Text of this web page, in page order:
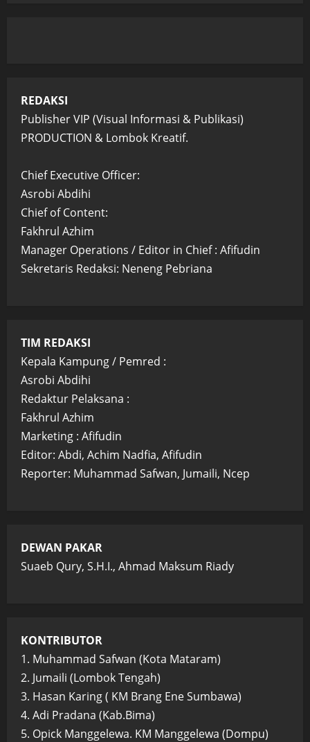
REDAKSI
Publisher VIP (Visual Informasi & Publikasi)
PRODUCTION & Lombok Kreatif.
Chief Executive Officer:
Asrobi Abdihi
Chief of Content:
Fakhrul Azhim
Manager Operations / Editor in Chief : Afifudin
Sekretaris Redaksi: Neneng Pebriana
TIM REDAKSI
Kepala Kampung / Pemred :
Asrobi Abdihi
Redaktur Pelaksana :
Fakhrul Azhim
Marketing : Afifudin
Editor: Abdi, Achim Nadfia, Afifudin
Reporter: Muhammad Safwan, Jumaili, Ncep
DEWAN PAKAR
Suaeb Qury, S.H.I., Ahmad Maksum Riady
KONTRIBUTOR
1. Muhammad Safwan (Kota Mataram)
2. Jumaili (Lombok Tengah)
3. Hasan Karing ( KM Brang Ene Sumbawa)
4. Adi Pradana (Kab.Bima)
5. Opick Manggelewa. KM Manggelewa (Dompu)